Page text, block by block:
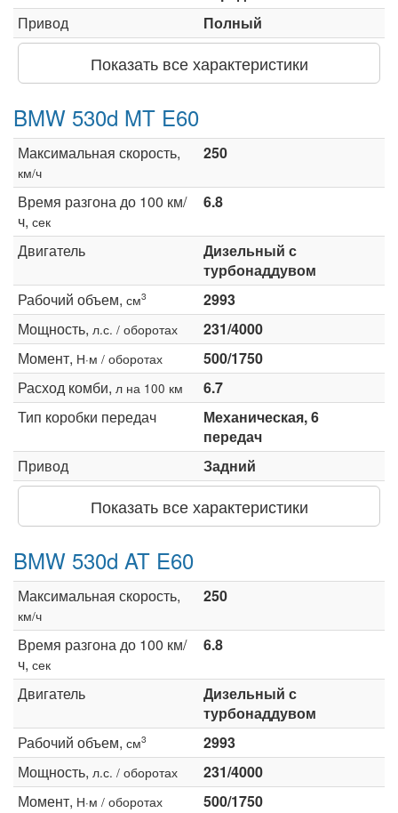
Привод
Полный
Показать все характеристики
BMW 530d MT E60
Максимальная скорость,
км/ч
250
Время разгона до 100 км/
ч, сек
6.8
Двигатель
Дизельный с
турбонаддувом
Рабочий объем, см3
2993
Мощность, л.с. / оборотах
231/4000
Момент, Н·м / оборотах
500/1750
Расход комби, л на 100 км
6.7
Тип коробки передач
Механическая, 6
передач
Привод
Задний
Показать все характеристики
BMW 530d AT E60
Максимальная скорость,
км/ч
250
Время разгона до 100 км/
ч, сек
6.8
Двигатель
Дизельный с
турбонаддувом
Рабочий объем, см3
2993
Мощность, л.с. / оборотах
231/4000
Момент, Н·м / оборотах
500/1750